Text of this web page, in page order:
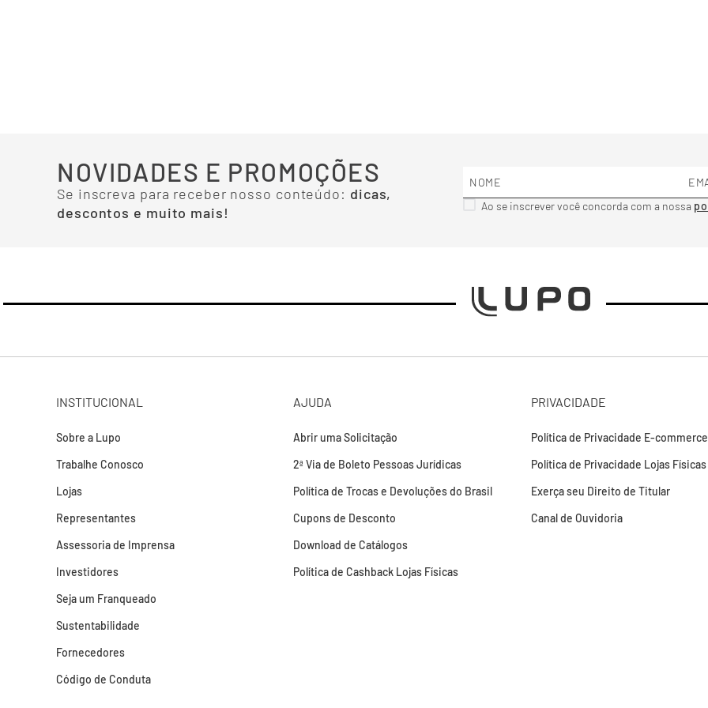
NOVIDADES E PROMOÇÕES
Se inscreva para receber nosso conteúdo: dicas,
descontos e muito mais!
Ao se inscrever você concorda com a nossa
INSTITUCIONAL
Sobre a Lupo
Trabalhe Conosco
Lojas
Representantes
Assessoria de Imprensa
Investidores
Seja um Franqueado
Sustentabilidade
Fornecedores
Código de Conduta
AJUDA
Abrir uma Solicitação
2ª Via de Boleto Pessoas Jurídicas
Política de Trocas e Devoluções do Brasil
Cupons de Desconto
Download de Catálogos
Política de Cashback Lojas Físicas
PRIVACIDADE
Política de Privacidade E-commerce
Política de Privacidade Lojas Físicas
Exerça seu Direito de Titular
Canal de Ouvidoria